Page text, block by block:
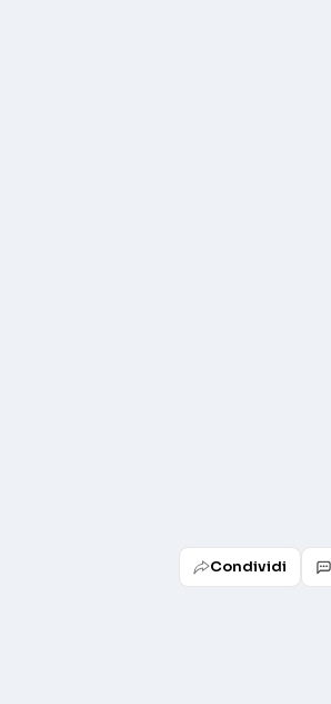
Condividi